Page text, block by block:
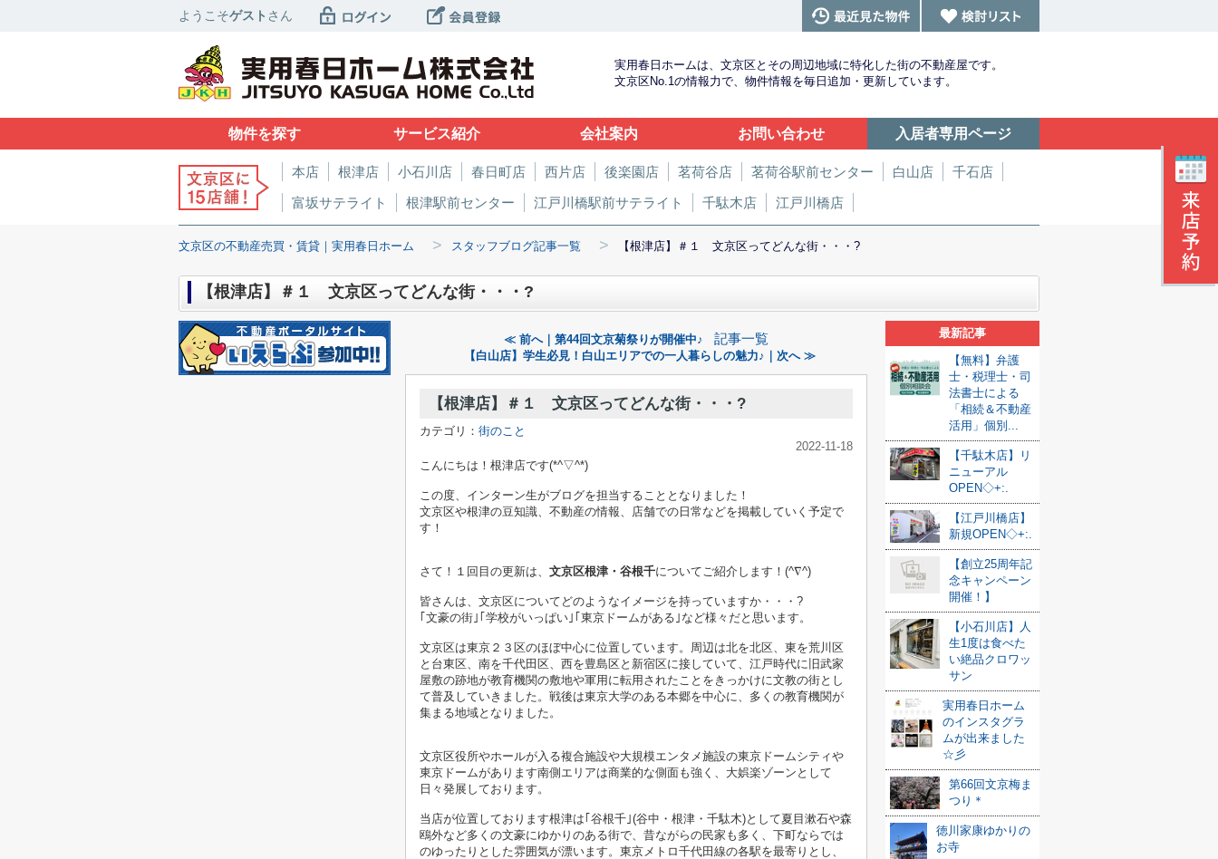
ようこそゲスト さん
実用春日ホームは、文京区とその周辺地域に特化した街の不動産屋です。
文京区No.1の情報力で、物件情報を毎日追加・更新しています。
物件を探す サービス紹介 会社案内 お問い合わせ 入居者専用ページ
本店 根津店 小石川店 春日町店 西片店 後楽園店 茗荷谷店 茗荷谷駅前センター 白山店
千石店
富坂サテライト
根津駅前センター 江戸川橋駅前サテライト 千駄木店 江戸川橋店
文京区の不動産売買・賃貸｜実用春日ホーム > スタッフブログ記事一覧 > 【根津店】＃１ 文京区ってどんな街・・・?
【根津店】＃１ 文京区ってどんな街・・・?
≪ 前へ｜第44回文京菊祭りが開催中♪ 記事一覧
【白山店】学生必見！白山エリアでの一人暮らしの魅力♪｜次へ ≫
【根津店】＃１ 文京区ってどんな街・・・?
カテゴリ： 街のこと
2022-11-18
こんにちは！根津店です(*^▽^*)
この度、インターン生がブログを担当することとなりました！
文京区や根津の豆知識、不動産の情報、店舗での日常などを掲載していく予定で
す！
さて！１回目の更新は、 文京区根津・谷根千についてご紹介します！(^∇^)
皆さんは、文京区についてどのようなイメージを持っていますか・・・?
｢文豪の街｣｢学校がいっぱい｣｢東京ドームがある｣など様々だと思います。
文京区は東京２３区のほぼ中心に位置しています。周辺は北を北区、東を荒川区
と台東区、南を千代田区、西を豊島区と新宿区に接していて、江戸時代に旧武家
屋敷の跡地が教育機関の敷地や軍用に転用されたことをきっかけに文教の街とし
て普及していきました。戦後は東京大学のある本郷を中心に、多くの教育機関が
集まる地域となりました。
文京区役所やホールが入る複合施設や大規模エンタメ施設の東京ドームシティや
東京ドームがあります南側エリアは商業的な側面も強く、大娯楽ゾーンとして
日々発展しております。
当店が位置しております根津は｢谷根千｣(谷中・根津・千駄木)として夏目漱石や森
鴎外など多くの文豪にゆかりのある街で、昔ながらの民家も多く、下町ならでは
のゆったりとした雰囲気が漂います。東京メトロ千代田線の各駅を最寄りとし、
最新記事
【無料】弁護
士・税理士・司
法書士による
「相続＆不動産
活用」個別...
【千駄木店】リ
ニューアル
OPEN◇+:.
【江戸川橋店】
新規OPEN◇+:.
【創立25周年記
念キャンペーン
開催！】
【小石川店】人
生1度は食べた
い絶品クロワッ
サン
実用春日ホーム
のインスタグラ
ムが出来ました
☆彡
第66回文京梅ま
つり＊
徳川家康ゆかりの
お寺